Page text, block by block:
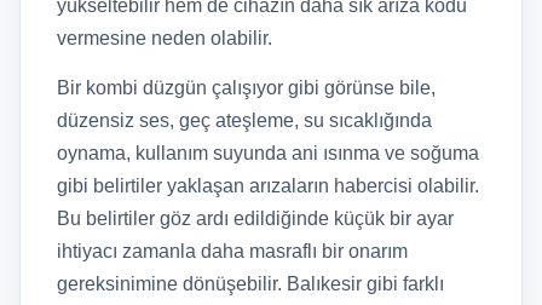
yükseltebilir hem de cihazın daha sık arıza kodu
vermesine neden olabilir.
Bir kombi düzgün çalışıyor gibi görünse bile,
düzensiz ses, geç ateşleme, su sıcaklığında
oynama, kullanım suyunda ani ısınma ve soğuma
gibi belirtiler yaklaşan arızaların habercisi olabilir.
Bu belirtiler göz ardı edildiğinde küçük bir ayar
ihtiyacı zamanla daha masraflı bir onarım
gereksinimine dönüşebilir. Balıkesir gibi farklı